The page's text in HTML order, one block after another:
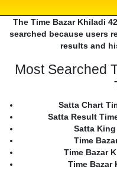
The Time Bazar Khiladi
searched because users
results and
Most Searched
Satta Chart
Satta Result
Satta
Time
Time Bazar
Time Bazar